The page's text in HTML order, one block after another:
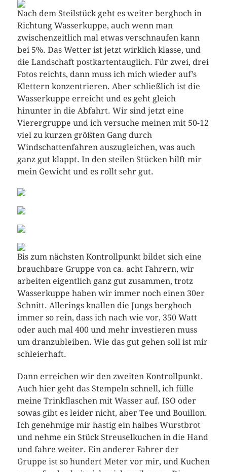
Nach dem Steilstück geht es weiter berghoch in
Richtung Wasserkuppe, auch wenn man
zwischenzeitlich mal etwas verschnaufen kann
bei 5%. Das Wetter ist jetzt wirklich klasse, und
die Landschaft postkartentauglich. Für zwei, drei
Fotos reichts, dann muss ich mich wieder auf’s
Klettern konzentrieren. Aber schließlich ist die
Wasserkuppe erreicht und es geht gleich
hinunter in die Abfahrt. Wir sind jetzt eine
Vierergruppe und ich versuche meinen mit 50-12
viel zu kurzen größten Gang durch
Windschattenfahren auszugleichen, was auch
ganz gut klappt. In den steilen Stücken hilft mir
mein Gewicht und es rollt sehr gut.
Bis zum nächsten Kontrollpunkt bildet sich eine
brauchbare Gruppe von ca. acht Fahrern, wir
arbeiten eigentlich ganz gut zusammen, trotz
Wasserkuppe haben wir immer noch einen 30er
Schnitt. Allerings knallen die Jungs berghoch
immer so rein, dass ich nach wie vor, 350 Watt
oder auch mal 400 und mehr investieren muss
um dranzubleiben. Wie das gut gehen soll ist mir
schleierhaft.
Dann erreichen wir den zweiten Kontrollpunkt.
Auch hier geht das Stempeln schnell, ich fülle
meine Trinkflaschen mit Wasser auf. ISO oder
sowas gibt es leider nicht, aber Tee und Bouillon.
Ich genehmige mir hastig ein halbes Wurstbrot
und nehme ein Stück Streuselkuchen in die Hand
und fahre weiter. Ein anderer Fahrer der
Gruppe ist so hundert Meter vor mir, und Kuchen